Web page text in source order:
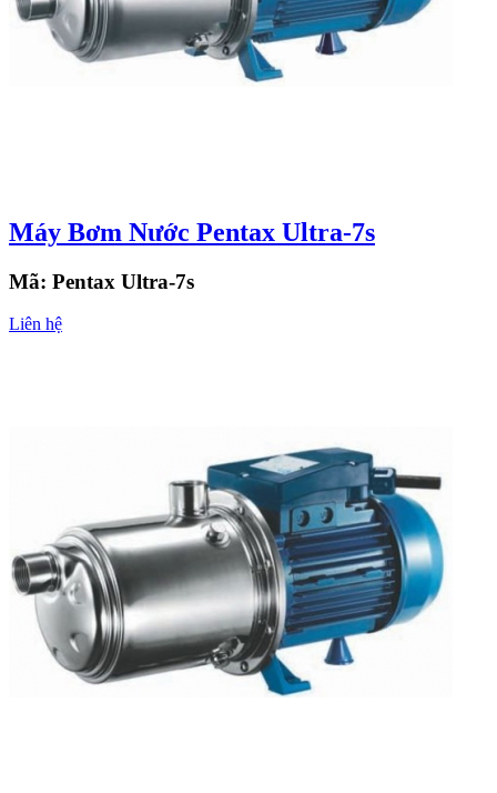
Máy Bơm Nước Pentax Ultra-7s
Mã: Pentax Ultra-7s
Liên hệ